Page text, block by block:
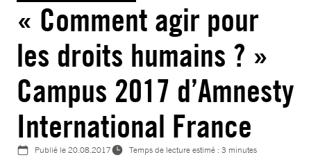
« Comment agir pour
les droits humains ? »
Campus 2017 d’Amnesty
International France
Publié le20.08.2017 Temps de lecture estimé : 3 minutes